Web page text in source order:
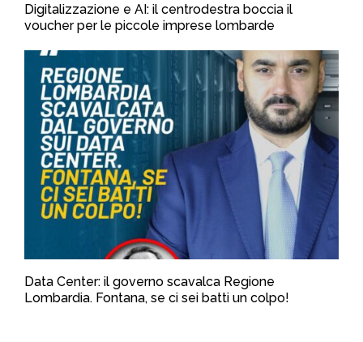
Digitalizzazione e AI: il centrodestra boccia il
voucher per le piccole imprese lombarde
Data Center: il governo scavalca Regione
Lombardia. Fontana, se ci sei batti un colpo!